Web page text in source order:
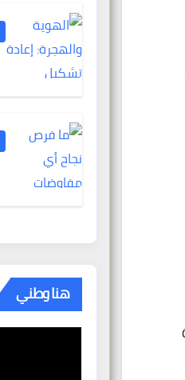
هنا وطني